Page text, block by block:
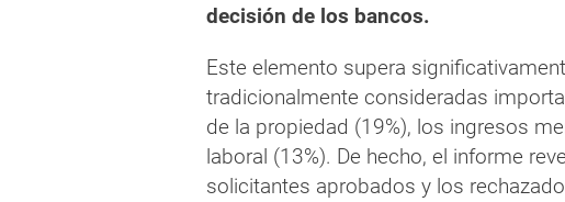
decisión de los bancos.
Este elemento supera
tradicionalmente consideradas
de la propiedad (19%), los ingresos
laboral (13%). De hecho, el informe
solicitantes aprobados y los